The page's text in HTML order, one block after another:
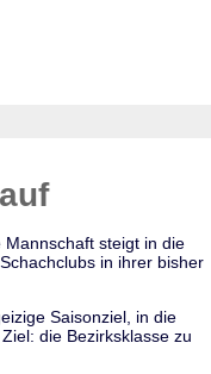
steigt in die
in ihrer bisher
Saisonziel, in die
die Bezirksklasse zu